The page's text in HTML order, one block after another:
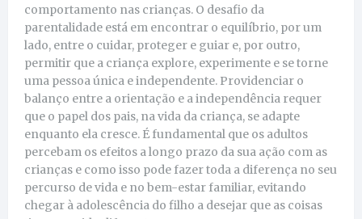
comportamento nas crianças. O desafio da
parentalidade está em encontrar o equilíbrio, por um
lado, entre o cuidar, proteger e guiar e, por outro,
permitir que a criança explore, experimente e se torne
uma pessoa única e independente. Providenciar o
balanço entre a orientação e a independência requer
que o papel dos pais, na vida da criança, se adapte
enquanto ela cresce. É fundamental que os adultos
percebam os efeitos a longo prazo da sua ação com as
crianças e como isso pode fazer toda a diferença no seu
percurso de vida e no bem-estar familiar, evitando
chegar à adolescência do filho a desejar que as coisas